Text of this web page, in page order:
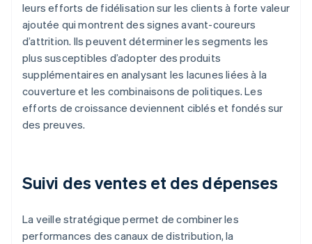
leurs efforts de fidélisation sur les clients à forte valeur
ajoutée qui montrent des signes avant-coureurs
d’attrition. Ils peuvent déterminer les segments les
plus susceptibles d’adopter des produits
supplémentaires en analysant les lacunes liées à la
couverture et les combinaisons de politiques. Les
efforts de croissance deviennent ciblés et fondés sur
des preuves.
Suivi des ventes et des dépenses
La veille stratégique permet de combiner les
performances des canaux de distribution, la